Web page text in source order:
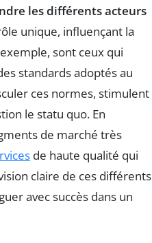
les différents acteurs
unique, influençant la
sont ceux qui
standards adoptés au
ces normes, stimulent
le statu quo. En
de marché très
de haute qualité qui
claire de ces différents
avec succès dans un